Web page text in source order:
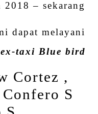
– sekarang
dapat melayani
ex-taxi Blue bird
Cortez ,
S